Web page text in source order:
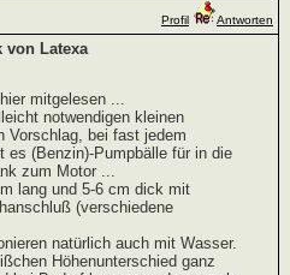
Profil
Antworten
von Latexa
mitgelesen ...
notwendigen kleinen
Vorschlag, bei fast jedem
es (Benzin)-Pumpbälle für in die
zum Motor ...
lang und 5-6 cm dick mit
(verschiedene
natürlich auch mit Wasser.
Höhenunterschied ganz